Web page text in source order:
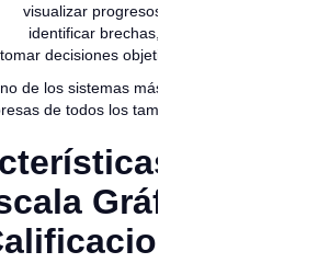
visualizar progresos,
identificar brechas,
tomar decisiones objetivas.
de los sistemas más utilizados
de todos los tamaños.
de
Gráfica